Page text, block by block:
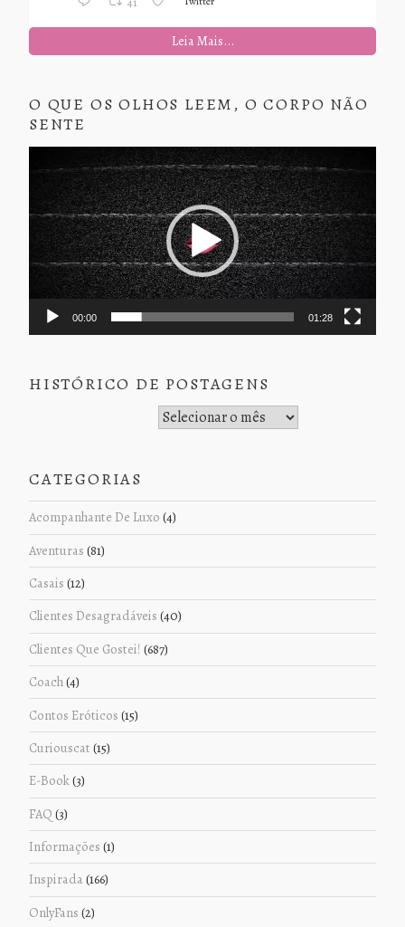
Leia Mais...
O QUE OS OLHOS LEEM, O CORPO NÃO
SENTE
de
vídeo
00:00 01:28
HISTÓRICO DE POSTAGENS
CATEGORIAS
Acompanhante De Luxo (4)
Aventuras (81)
Casais (12)
Clientes Desagradáveis (40)
Clientes Que Gostei! (687)
Coach(4)
Contos Eróticos (15)
Curiouscat (15)
E-Book(3)
FAQ (3)
Informações (1)
Inspirada (166)
OnlyFans (2)